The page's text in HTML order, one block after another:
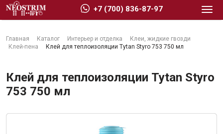
Главная Каталог Интерьер и отделка
Клеи, жидкие гвозди
Клей-пена
Клей для теплоизоляции Tytan Styro 753 750 мл
Клей для теплоизоляции Tytan Styro
753 750 мл
+7 (700) 836-87-97
Стройматериалы